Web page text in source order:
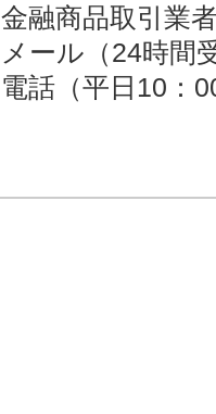
金融商品取引業
メール（24時間
電話（平日10：